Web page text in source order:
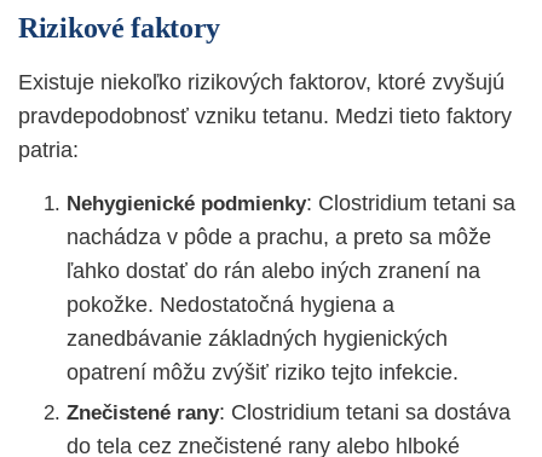
Rizikové faktory
Existuje niekoľko rizikových faktorov, ktoré zvyšujú
pravdepodobnosť vzniku tetanu. Medzi tieto faktory
patria:
Nehygienické podmienky: Clostridium tetani sa
nachádza v pôde a prachu, a preto sa môže
ľahko dostať do rán alebo iných zranení na
pokožke. Nedostatočná hygiena a
zanedbávanie základných hygienických
opatrení môžu zvýšiť riziko tejto infekcie.
Znečistené rany: Clostridium tetani sa dostáva
do tela cez znečistené rany alebo hlboké